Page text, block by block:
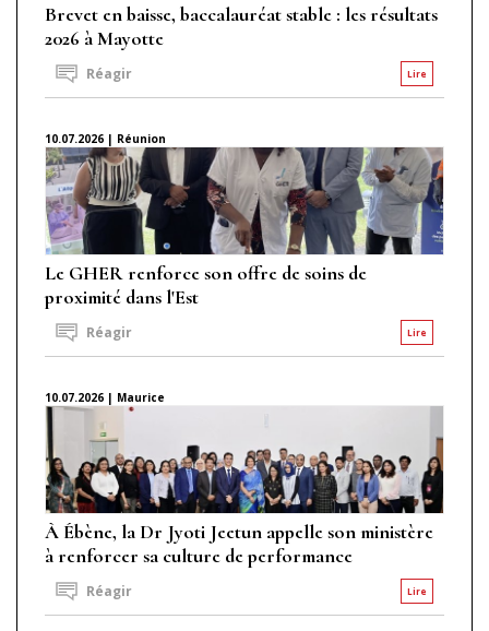
Brevet en baisse, baccalauréat stable : les résultats
2026 à Mayotte
Lire
Réagir
10.07.2026 | Réunion
Le GHER renforce son offre de soins de
proximité dans l'Est
Lire
Réagir
10.07.2026 | Maurice
À Ébène, la Dr Jyoti Jeetun appelle son ministère
à renforcer sa culture de performance
Lire
Réagir